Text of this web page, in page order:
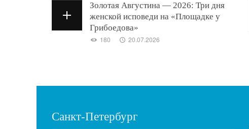
Золотая Августина — 2026: Три дня
женской исповеди на «Площадке у
Грибоедова»
180 20.07.2026
Санкт-Петербург